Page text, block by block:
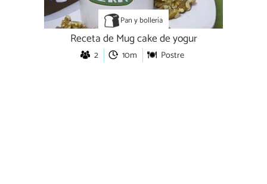
Pan y bollería
Receta de Mug cake de yogur
2 10m Postre